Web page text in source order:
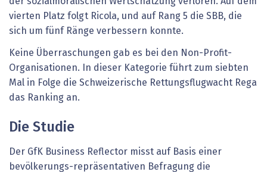
vierten Platz folgt Ricola, und auf Rang 5 die SBB, die
sich um fünf Ränge verbessern konnte.
Keine Überraschungen gab es bei den Non-Profit-
Organisationen. In dieser Kategorie führt zum siebten
Mal in Folge die Schweizerische Rettungsflugwacht Rega
das Ranking an.
Die Studie
Der GfK Business Reflector misst auf Basis einer
bevölkerungs-repräsentativen Befragung die